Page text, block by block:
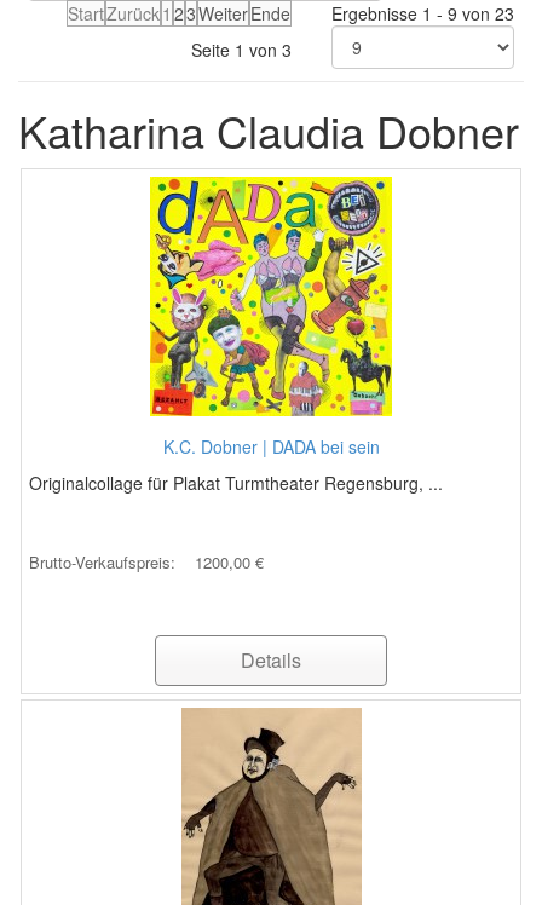
StartZurück1 23WeiterEnde
Seite 1 von 3
Ergebnisse 1 - 9 von 23
Katharina Claudia Dobner
K.C. Dobner | DADA bei sein
Originalcollage für Plakat Turmtheater Regensburg, ...
Brutto-Verkaufspreis: 1200,00 €
Details